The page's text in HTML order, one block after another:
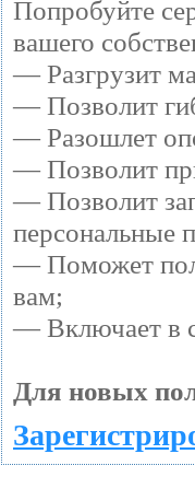
Попробуйте
вашего
— Разгрузит
— Позволит
— Разошлет
— Позволит
— Позволит
персональные
— Поможет
вам;
— Включает в
Для новых